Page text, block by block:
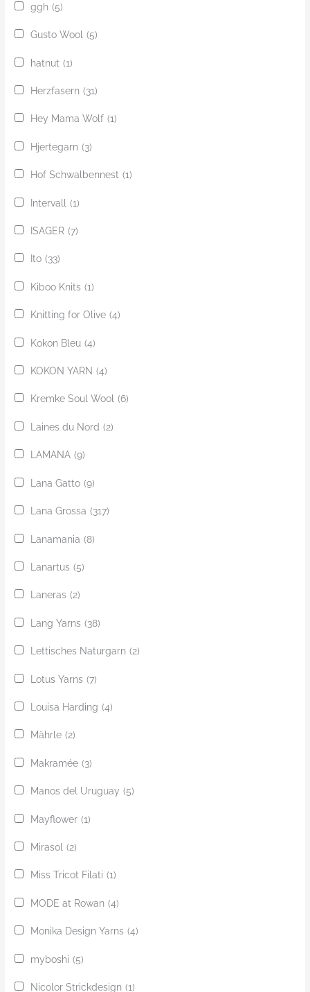
ggh (5)
Gusto Wool (5)
hatnut (1)
Herzfasern (31)
Hey Mama Wolf (1)
Hjertegarn (3)
Hof Schwalbennest (1)
Intervall (1)
ISAGER (7)
Ito (33)
Kiboo Knits (1)
Knitting for Olive (4)
Kokon Bleu (4)
KOKON YARN (4)
Kremke Soul Wool (6)
Laines du Nord (2)
LAMANA (9)
Lana Gatto (9)
Lana Grossa (317)
Lanamania (8)
Lanartus (5)
Laneras (2)
Lang Yarns (38)
Lettisches Naturgarn (2)
Lotus Yarns (7)
Louisa Harding (4)
Mährle (2)
Makramée (3)
Manos del Uruguay (5)
Mayflower (1)
Mirasol (2)
Miss Tricot Filati (1)
MODE at Rowan (4)
Monika Design Yarns (4)
myboshi (5)
Nicolor Strickdesign (1)